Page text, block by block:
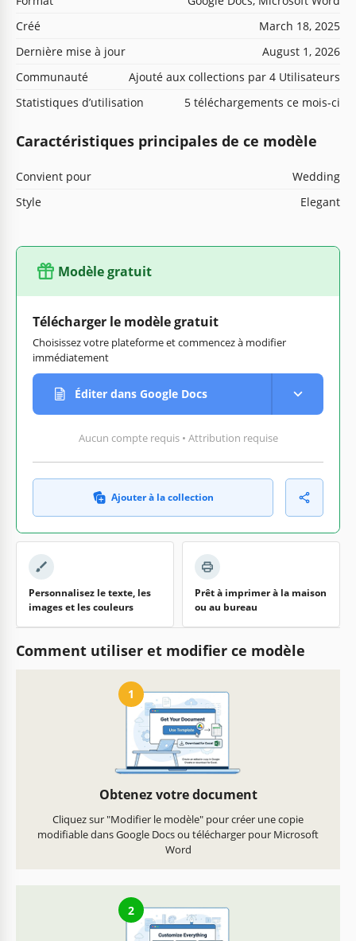
Créé
March 18, 2025
Dernière mise à jour
August 1, 2026
Communauté
Ajouté aux collections par 4 Utilisateurs
Statistiques d’utilisation
5 téléchargements ce mois-ci
Caractéristiques principales de ce modèle
Convient pour
Wedding
Style
Elegant
Modèle gratuit
Télécharger le modèle gratuit
Choisissez votre plateforme et commencez à modifier
immédiatement
Éditer dans Google Docs
Aucun compte requis • Attribution requise
Ajouter à la collection
Personnalisez le texte, les
images et les couleurs
Prêt à imprimer à la maison
ou au bureau
Comment utiliser et modifier ce modèle
1
Obtenez votre document
Cliquez sur "Modifier le modèle" pour créer une copie
modifiable dans Google Docs ou télécharger pour Microsoft
Word
2